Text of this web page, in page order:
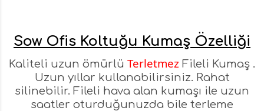
Sow Ofis Koltuğu Kumaş Özelliği
Kaliteli uzun ömürlü Terletmez Fileli Kumaş .
Uzun yıllar kullanabilirsiniz. Rahat
silinebilir. Fileli hava alan kumaşı ile uzun
saatler oturduğunuzda bile terleme